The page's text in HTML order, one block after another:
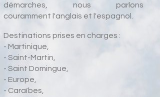
démarches, nous parlons
couramment l'anglais et l'espagnol.
Destinations prises en charges :
- Martinique,
- Saint-Martin,
- Saint Domingue,
- Europe,
- Caraïbes,